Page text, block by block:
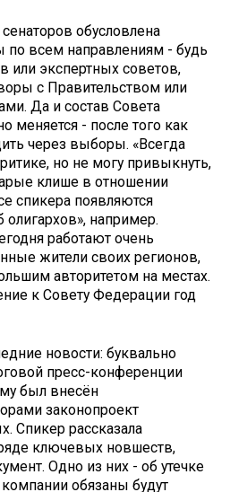
обусловлена
всем направлениям - будь
или экспертных советов,
с Правительством или
Да и состав Совета
меняется - после того как
через выборы. «Всегда
но не могу привыкнуть,
клише в отношении
спикера появляются
олигархов», например.
работают очень
жители своих регионов,
авторитетом на местах.
к Совету Федерации год
новости: буквально
пресс-конференции
был внесён
законопроект
Спикер рассказала
ключевых новшеств,
Одно из них - об утечке
обязаны будут